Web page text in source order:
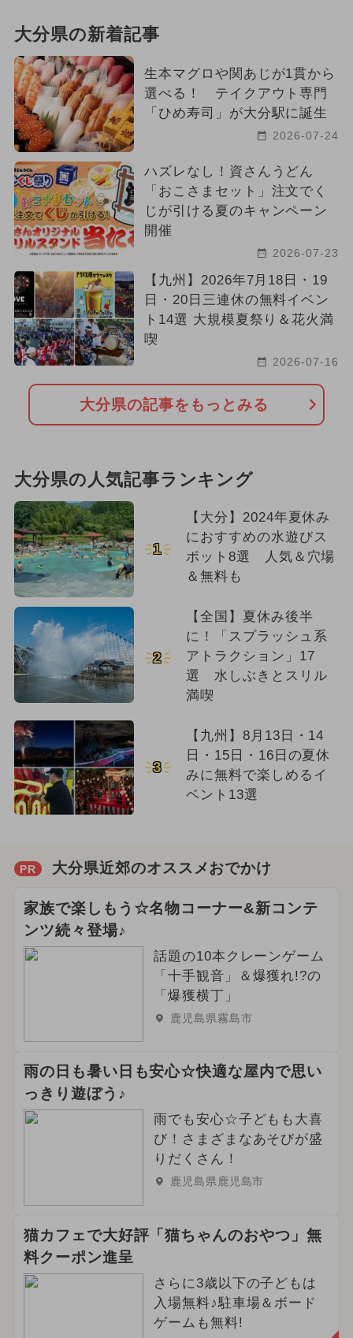
大分県の新着記事
生本マグロや関あじが1貫から
選べる！ テイクアウト専門
「ひめ寿司」が大分駅に誕生
2026-07-24
ハズレなし！資さんうどん
「おこさまセット」注文でく
じが引ける夏のキャンペーン
開催
2026-07-23
【九州】2026年7月18日・19
日・20日三連休の無料イベン
ト14選 大規模夏祭り＆花火満
喫
2026-07-16
大分県の記事をもっとみる
大分県の人気記事ランキング
1
【大分】2024年夏休み
におすすめの水遊びス
ポット8選 人気＆穴場
＆無料も
2
【全国】夏休み後半
に！「スプラッシュ系
アトラクション」17
選 水しぶきとスリル
満喫
3
【九州】8月13日・14
日・15日・16日の夏休
みに無料で楽しめるイ
ベント13選
PR 大分県近郊のオススメおでかけ
家族で楽しもう☆名物コーナー&新コンテ
ンツ続々登場♪
話題の10本クレーンゲーム
「十手観音」＆爆獲れ!?の
「爆獲横丁」
鹿児島県霧島市
雨の日も暑い日も安心☆快適な屋内で思い
っきり遊ぼう♪
雨でも安心☆子どもも大喜
び！さまざまなあそびが盛
りだくさん！
鹿児島県鹿児島市
猫カフェで大好評「猫ちゃんのおやつ」無
料クーポン進呈
さらに3歳以下の子どもは
入場無料♪駐車場＆ボード
ゲームも無料!